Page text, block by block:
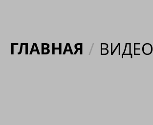
ГЛАВНАЯ / ВИДЕО